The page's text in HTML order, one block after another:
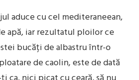
aduce cu cel mediteraneean,
apă, iar rezultatul ploilor ce
bucăți de albastru într-o
de caolin, este de dată